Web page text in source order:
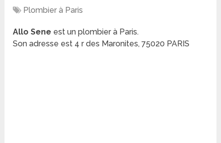
Plombier à Paris
Allo Sene est un plombier à Paris.
Son adresse est 4 r des Maronites, 75020 PARIS